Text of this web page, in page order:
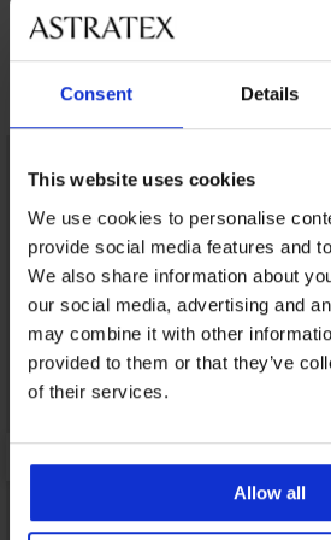
Consent Details
This website uses cookies
We use cookies to personalise
provide social media features and
We also share information about
our social media, advertising and
may combine it with other
provided to them or that they’ve
of their services.
Allow all
Ανακαλύψτε